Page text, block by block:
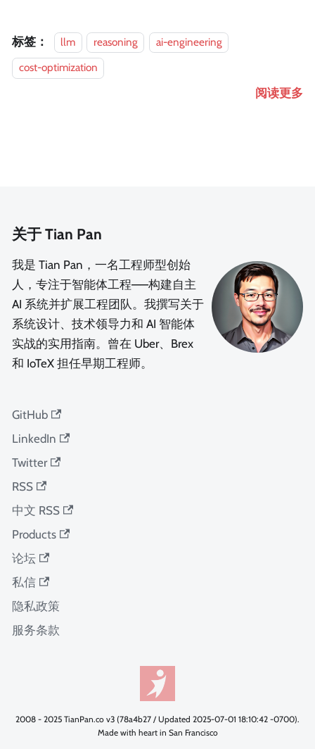
标签： llm reasoning
ai-engineering
cost-optimization
阅读更多
关于 Tian Pan
我是 Tian Pan，一名工程师型创始
人，专注于智能体工程——构建自主
AI 系统并扩展工程团队。我撰写关于
系统设计、技术领导力和 AI 智能体
实战的实用指南。曾在 Uber、Brex
和 IoTeX 担任早期工程师。
GitHub
LinkedIn
Twitter
RSS
中文 RSS
Products
论坛
私信
隐私政策
服务条款
2008 - 2025 TianPan.co v3 (78a4b27 / Updated 2025-07-01 18:10:42 -0700).
Made with heart in San Francisco